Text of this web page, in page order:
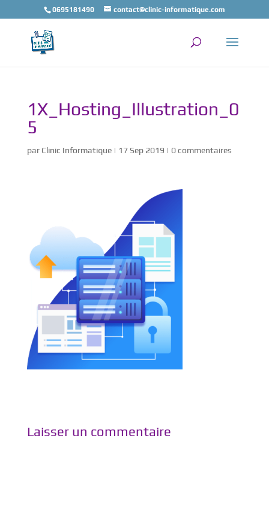
0695181490 contact@clinic-informatique.com
1X_Hosting_Illustration_0
5
par Clinic Informatique| 17 Sep 2019 | 0 commentaires
Laisser un commentaire